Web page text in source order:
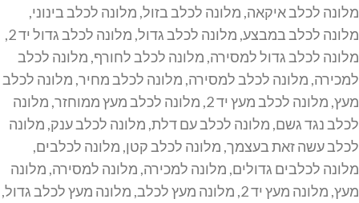
מלונה לכלב איקאה, מלונה לכלב בזול, מלונה לכלב בינוני,
מלונה לכלב במבצע, מלונה לכלב גדול, מלונה לכלב גדול יד 2
,
מלונה לכלב גדול למסירה, מלונה לכלב לחורף, מלונה לכלב
למכירה, מלונה לכלב למסירה, מלונה לכלב מחיר, מלונה לכלב
מעץ, מלונה לכלב מעץ יד 2 , מלונה לכלב מעץ ממוחזר, מלונה
לכלב נגד גשם, מלונה לכלב עם דלת, מלונה לכלב ענק, מלונה
לכלב עשה זאת בעצמך, מלונה לכלב קטן, מלונה לכלבים,
מלונה לכלבים גדולים, מלונה למכירה, מלונה למסירה, מלונה
מעץ, מלונה מעץ יד 2 , מלונה מעץ לכלב, מלונה מעץ לכלב גדול,